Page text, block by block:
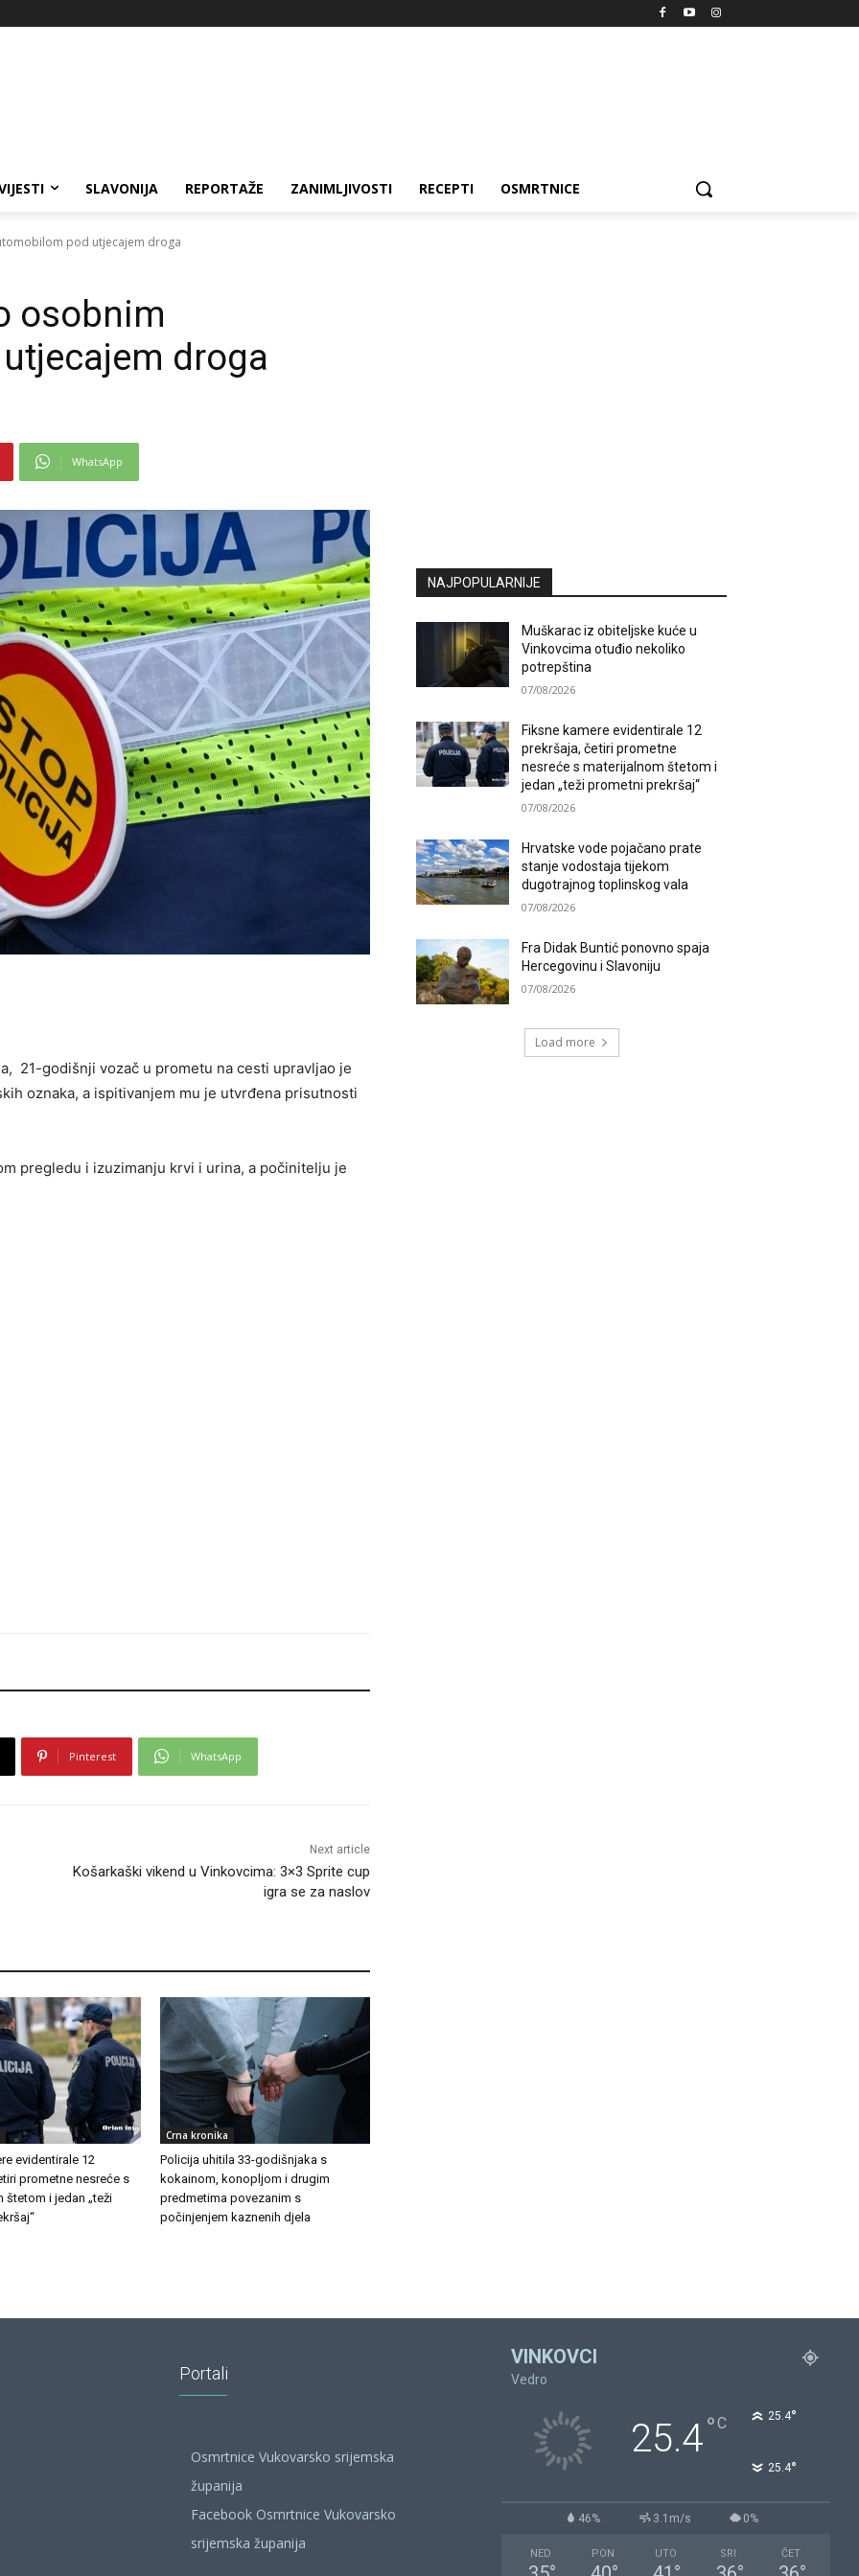
SLAVONIJA REPORTAŽE ZANIMLJIVOSTI RECEPTI OSMRTNICE
pod utjecajem droga
osobnim
droga
WhatsApp
21-godišnji vozač u prometu na cesti upravljao je
oznaka, a ispitivanjem mu je utvrđena prisutnosti
pregledu i izuzimanju krvi i urina, a počinitelju je
Pinterest WhatsApp
Next article
Košarkaški vikend u Vinkovcima: 3×3 Sprite cup
igra se za naslov
evidentirale 12
prometne nesreće s
štetom i jedan „teži
Crna kronika
Policija uhitila 33-godišnjaka s
kokainom, konopljom i drugim
predmetima povezanim s
počinjenjem kaznenih djela
NAJPOPULARNIJE
Muškarac iz obiteljske kuće u
Vinkovcima otuđio nekoliko
potrepština
07/08/2026
Fiksne kamere evidentirale 12
prekršaja, četiri prometne
nesreće s materijalnom štetom i
jedan „teži prometni prekršaj“
07/08/2026
Hrvatske vode pojačano prate
stanje vodostaja tijekom
dugotrajnog toplinskog vala
07/08/2026
Fra Didak Buntić ponovno spaja
Hercegovinu i Slavoniju
07/08/2026
Load more
Portali
Osmrtnice Vukovarsko srijemska
županija
Facebook Osmrtnice Vukovarsko
srijemska županija
VINKOVCI
Vedro
25.4°C 25.4°
25.4°
46% 3.1m/s 0%
NED PON UTO SRI ČET